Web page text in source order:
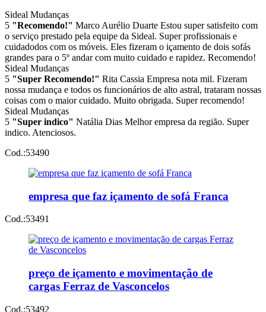
Sideal Mudanças
5 "Recomendo!" Marco Aurélio Duarte Estou super satisfeito com
o serviço prestado pela equipe da Sideal. Super profissionais e
cuidadodos com os móveis. Eles fizeram o içamento de dois sofás
grandes para o 5º andar com muito cuidado e rapidez. Recomendo!
Sideal Mudanças
5 "Super Recomendo!" Rita Cassia Empresa nota mil. Fizeram
nossa mudança e todos os funcionários de alto astral, trataram nossas
coisas com o maior cuidado. Muito obrigada. Super recomendo!
Sideal Mudanças
5 "Super indico" Natália Dias Melhor empresa da região. Super
indico. Atenciosos.
Cod.:53490
empresa que faz içamento de sofá Franca
Cod.:53491
preço de içamento e movimentação de
cargas Ferraz de Vasconcelos
Cod.:53492